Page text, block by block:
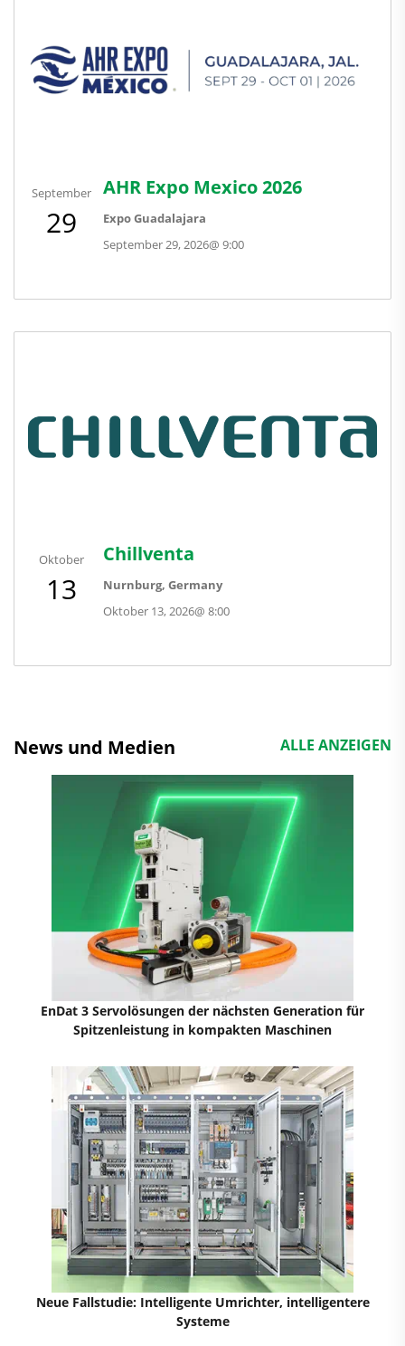
September
29
September 29, 2026@9:00
AHR Expo Mexico 2026
Expo Guadalajara
Oktober
13
Oktober 13, 2026@8:00
Chillventa
Nurnburg, Germany
News und Medien ALLE ANZEIGEN
EnDat 3 Servolösungen der nächsten Generation für
Spitzenleistung in kompakten Maschinen
Neue Fallstudie: Intelligente Umrichter, intelligentere
Systeme